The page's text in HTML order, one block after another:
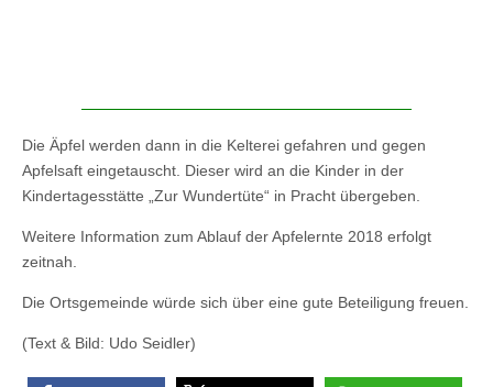
Die Äpfel werden dann in die Kelterei gefahren und gegen
Apfelsaft eingetauscht. Dieser wird an die Kinder in der
Kindertagesstätte „Zur Wundertüte“ in Pracht übergeben.
Weitere Information zum Ablauf der Apfelernte 2018 erfolgt
zeitnah.
Die Ortsgemeinde würde sich über eine gute Beteiligung freuen.
(Text & Bild: Udo Seidler)